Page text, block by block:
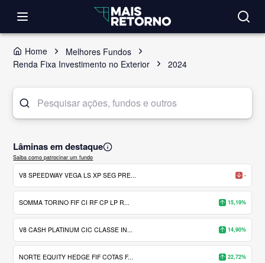
Home
Melhores Fundos
Renda Fixa Investimento no Exterior
2024
Lâminas em destaque
Saiba como patrocinar um fundo
V8 SPEEDWAY VEGA LS XP SEG PRE... -
SOMMA TORINO FIF CI RF CP LP R... 15,19%
V8 CASH PLATINUM CIC CLASSE IN... 14,90%
NORTE EQUITY HEDGE FIF COTAS F... 22,72%